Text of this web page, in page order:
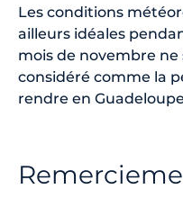
Les conditions
ailleurs idéales
mois de novembre
considéré comme la
rendre en